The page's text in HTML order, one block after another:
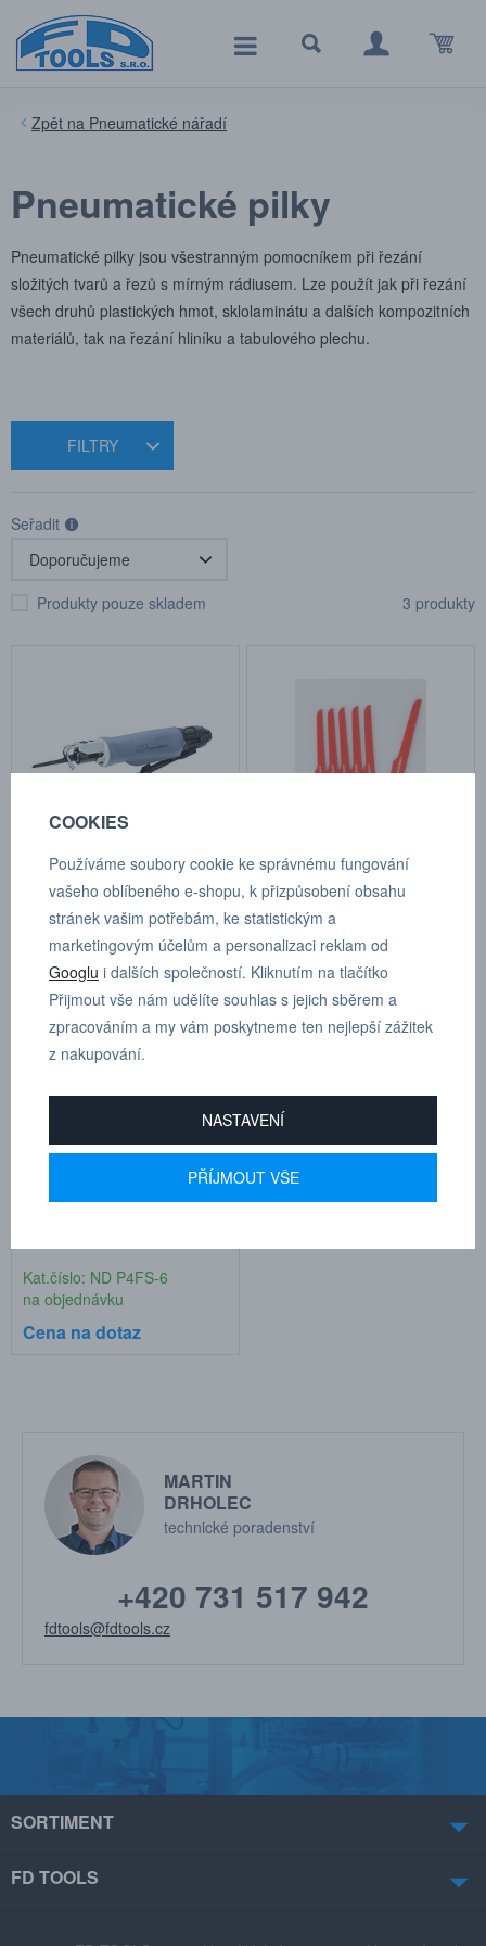
Pneumatické nářadí
Pneumatické pilky
Pneumatické pilky jsou všestranným pomocníkem při řezání
složitých tvarů a řezů s mírným rádiusem. Lze použít jak při řezání
všech druhů plastických hmot, sklolaminátu a dalších kompozitních
materiálů, tak na řezání hliníku a tabulového plechu.
FILTRY
Seřadit
Produkty pouze skladem 3 produkty
Přímočará pilka 529
Kat.číslo: 529
skladem
Cena na dotaz
Pilky P4CS-6
Kat.číslo: ND P4CS-6
skladem
Cena na dotaz
Kat.číslo: ND P4FS-6
na objednávku
Cena na dotaz
MARTIN
DRHOLEC
technické poradenství
+420 731 517 942
fdtools@fdtools.cz
SORTIMENT
FD TOOLS
COOKIES
Používáme soubory cookie ke správnému fungování
vašeho oblíbeného e-shopu, k přizpůsobení obsahu
stránek vašim potřebám, ke statistickým a
marketingovým účelům a personalizaci reklam od
Googlu i dalších společností. Kliknutím na tlačítko
Přijmout vše nám udělíte souhlas s jejich sběrem a
zpracováním a my vám poskytneme ten nejlepší zážitek
z nakupování.
NASTAVENÍ
PŘÍJMOUT VŠE